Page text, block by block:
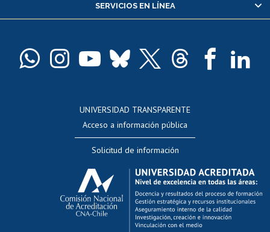
Pago de arancel y crédito alumnos
Docentes
Perfeccionamiento
Editar Portafolio Académico
Evaluación docente
Calificación académica
Postulación al AUCAI
Funcionarias/os
Cursos internos de capacitación
SERVICIOS EN LÍNEA
UNIVERSIDAD TRANSPARENTE
Acceso a información pública
Solicitud de información